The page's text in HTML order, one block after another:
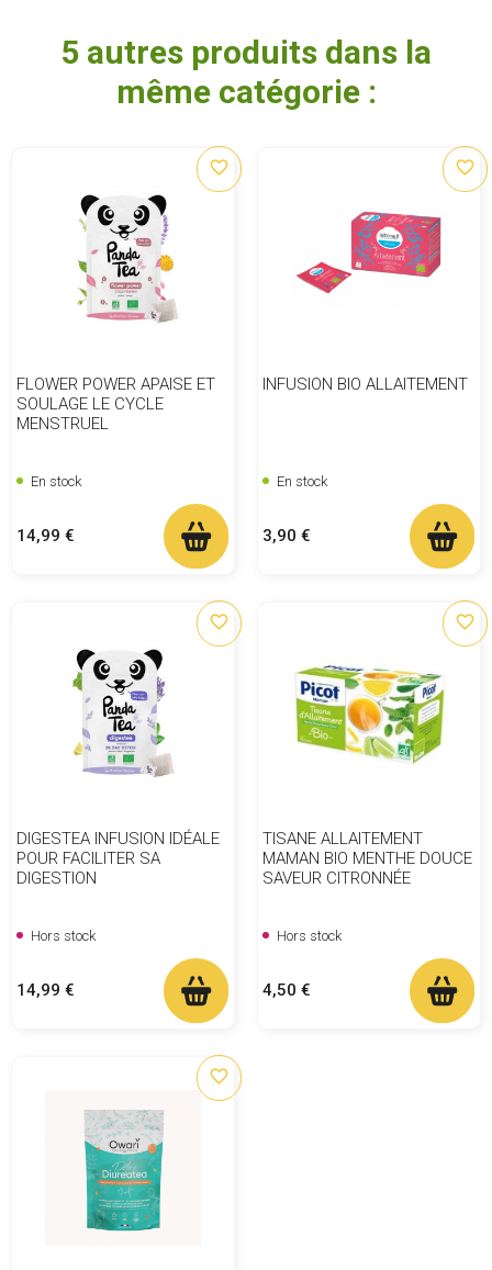
5 autres produits dans la
même catégorie :
FLOWER POWER APAISE ET
SOULAGE LE CYCLE
MENSTRUEL
favorite_border
En stock
Prix
14,99 €
INFUSION BIO ALLAITEMENT
favorite_border
En stock
Prix
3,90 €
DIGESTEA INFUSION IDÉALE
POUR FACILITER SA
DIGESTION
favorite_border
Hors stock
Prix
14,99 €
TISANE ALLAITEMENT
MAMAN BIO MENTHE DOUCE
SAVEUR CITRONNÉE
favorite_border
Hors stock
Prix
4,50 €
favorite_border